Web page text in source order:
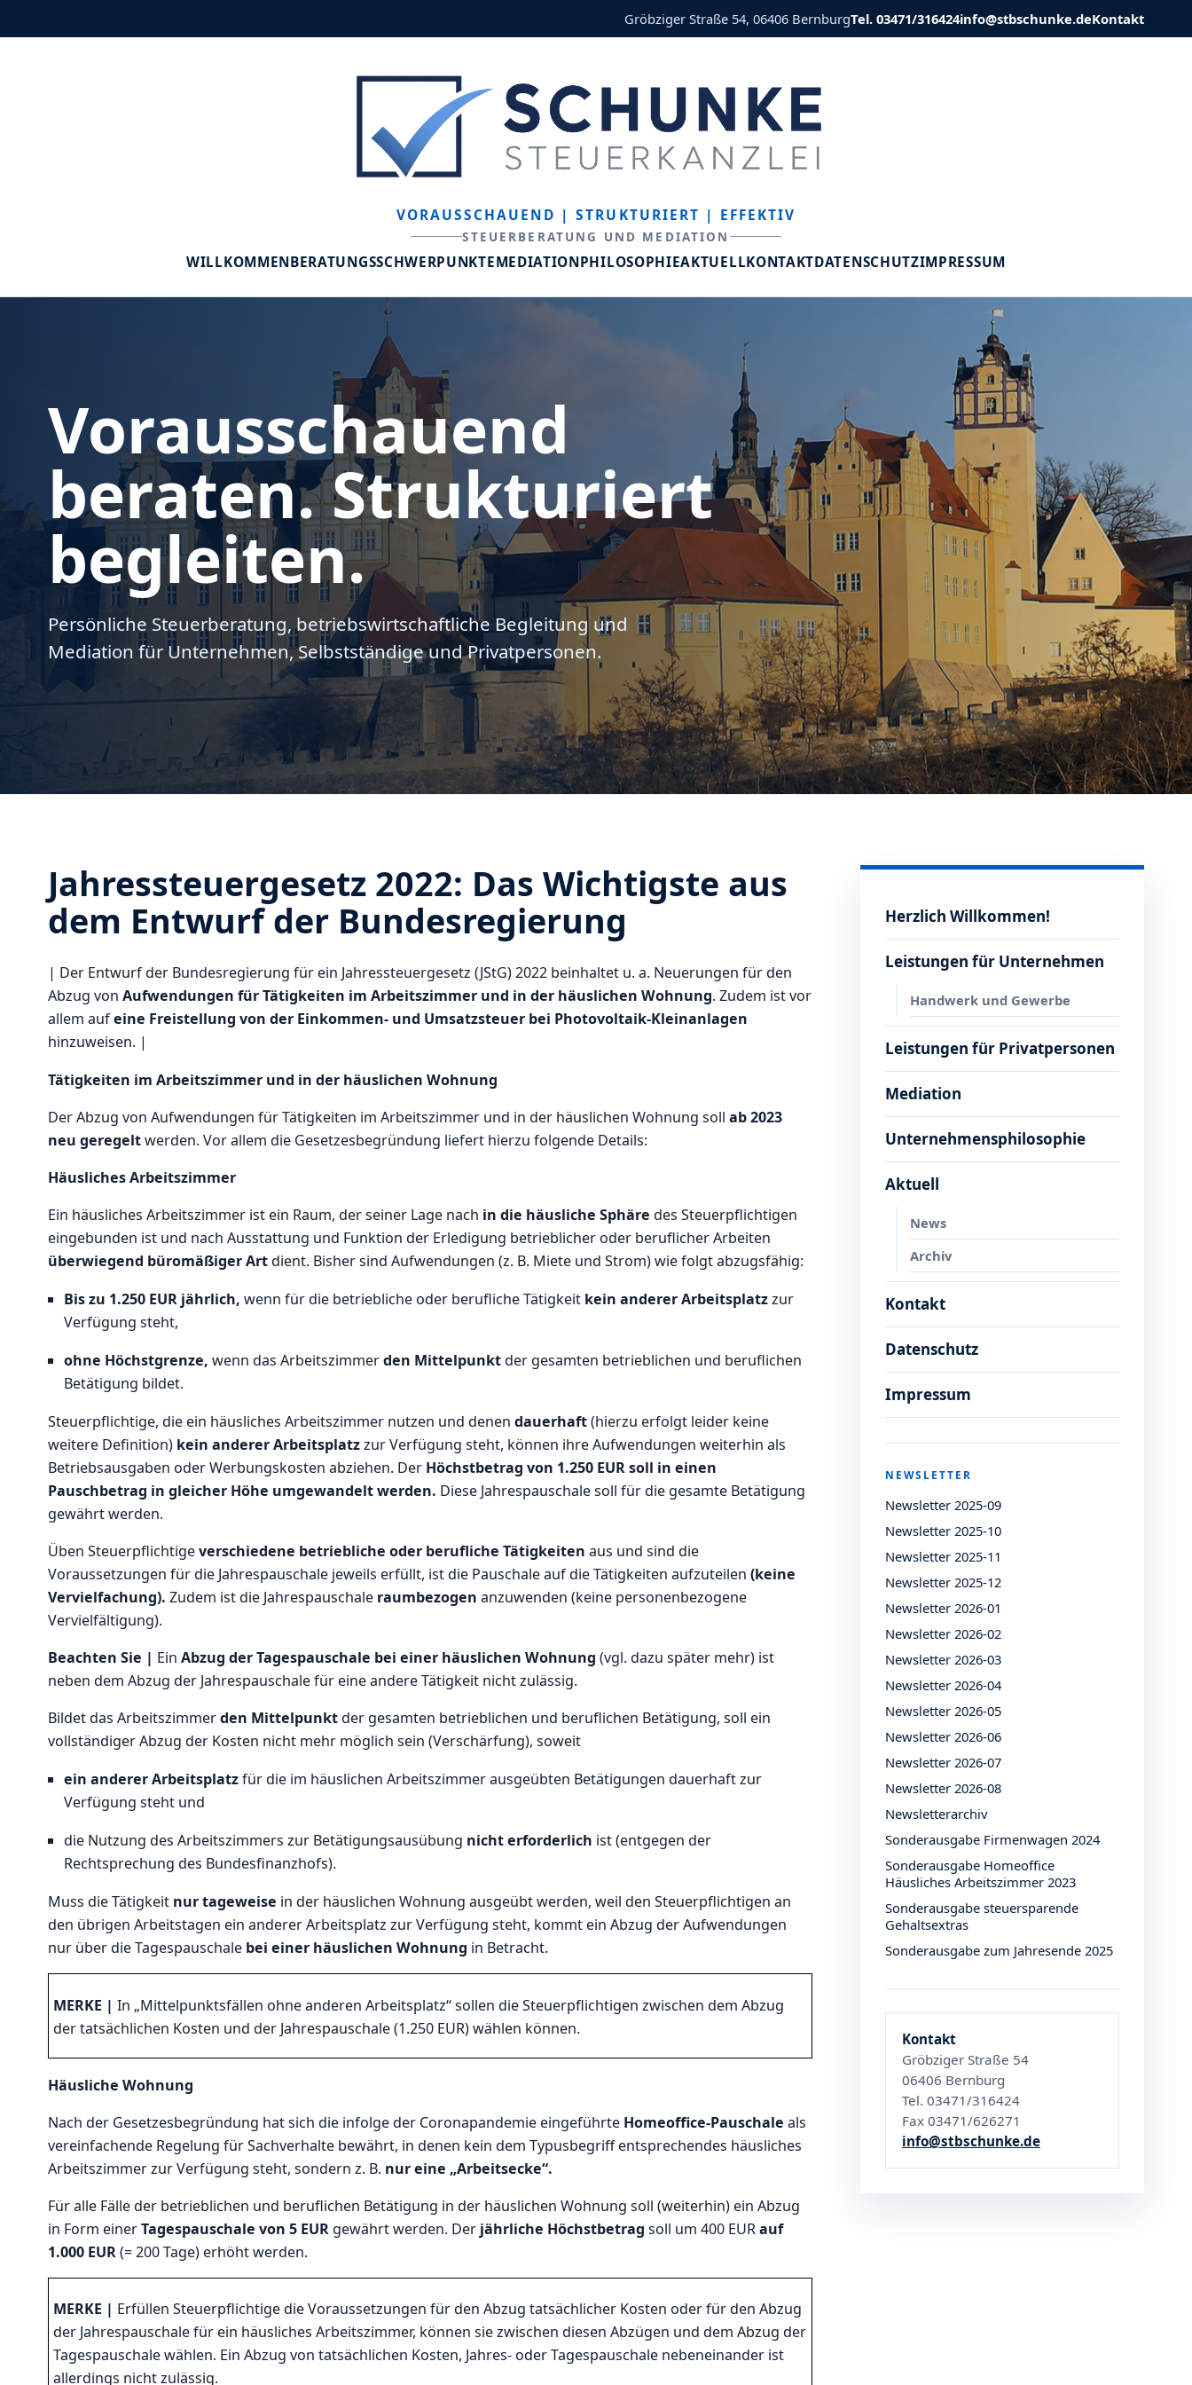
Gröbziger Straße 54, 06406 BernburgTel. 03471/316424info@stbschunke.deKontakt
VORAUSSCHAUEND | STRUKTURIERT | EFFEKTIV
STEUERBERATUNG UND MEDIATION
WILLKOMMENBERATUNGSSCHWERPUNKTEMEDIATIONPHILOSOPHIEAKTUELLKONTAKTDATENSCHUTZIMPRESSUM
Vorausschauend
beraten. Strukturiert
begleiten.
Persönliche Steuerberatung, betriebswirtschaftliche Begleitung und
Mediation für Unternehmen, Selbstständige und Privatpersonen.
Jahressteuergesetz 2022: Das Wichtigste aus
dem Entwurf der Bundesregierung
| Der Entwurf der Bundesregierung für ein Jahressteuergesetz (JStG) 2022 beinhaltet u. a. Neuerungen für den
Abzug von Aufwendungen für Tätigkeiten im Arbeitszimmer und in der häuslichen Wohnung. Zudem ist vor
allem aufeine Freistellung von der Einkommen- und Umsatzsteuer bei Photovoltaik-Kleinanlagen
hinzuweisen. |
Tätigkeiten im Arbeitszimmer und in der häuslichen Wohnung
Der Abzug von Aufwendungen für Tätigkeiten im Arbeitszimmer und in der häuslichen Wohnung soll ab 2023
neu geregeltwerden. Vor allem die Gesetzesbegründung liefert hierzu folgende Details:
Häusliches Arbeitszimmer
Ein häusliches Arbeitszimmer ist ein Raum, der seiner Lage nach in die häusliche Sphäre des Steuerpflichtigen
eingebunden ist und nach Ausstattung und Funktion der Erledigung betrieblicher oder beruflicher Arbeiten
überwiegend büromäßiger Art dient. Bisher sind Aufwendungen (z. B. Miete und Strom) wie folgt abzugsfähig:
Bis zu 1.250 EUR jährlich, wenn für die betriebliche oder berufliche Tätigkeit kein anderer Arbeitsplatzzur
Verfügung steht,
ohne Höchstgrenze, wenn das Arbeitszimmerden Mittelpunkt der gesamten betrieblichen und beruflichen
Betätigung bildet.
Steuerpflichtige, die ein häusliches Arbeitszimmer nutzen und denen dauerhaft(hierzu erfolgt leider keine
weitere Definition) kein anderer Arbeitsplatzzur Verfügung steht, können ihre Aufwendungen weiterhin als
Betriebsausgaben oder Werbungskosten abziehen. Der Höchstbetrag von 1.250 EUR soll in einen
Pauschbetrag in gleicher Höhe umgewandelt werden. Diese Jahrespauschale soll für die gesamte Betätigung
gewährt werden.
Üben Steuerpflichtigeverschiedene betriebliche oder berufliche Tätigkeiten aus und sind die
Voraussetzungen für die Jahrespauschale jeweils erfüllt, ist die Pauschale auf die Tätigkeiten aufzuteilen (keine
Vervielfachung). Zudem ist die Jahrespauschale raumbezogen anzuwenden (keine personenbezogene
Vervielfältigung).
Beachten Sie | Ein Abzug der Tagespauschale bei einer häuslichen Wohnung (vgl. dazu später mehr) ist
neben dem Abzug der Jahrespauschale für eine andere Tätigkeit nicht zulässig.
Bildet das Arbeitszimmerden Mittelpunkt der gesamten betrieblichen und beruflichen Betätigung, soll ein
vollständiger Abzug der Kosten nicht mehr möglich sein (Verschärfung), soweit
ein anderer Arbeitsplatzfür die im häuslichen Arbeitszimmer ausgeübten Betätigungen dauerhaft zur
Verfügung steht und
die Nutzung des Arbeitszimmers zur Betätigungsausübung nicht erforderlich ist (entgegen der
Rechtsprechung des Bundesfinanzhofs).
Muss die Tätigkeit nur tageweise in der häuslichen Wohnung ausgeübt werden, weil den Steuerpflichtigen an
den übrigen Arbeitstagen ein anderer Arbeitsplatz zur Verfügung steht, kommt ein Abzug der Aufwendungen
nur über die Tagespauschale bei einer häuslichen Wohnung in Betracht.
MERKE | In „Mittelpunktsfällen ohne anderen Arbeitsplatz“ sollen die Steuerpflichtigen zwischen dem Abzug
der tatsächlichen Kosten und der Jahrespauschale (1.250 EUR) wählen können.
Häusliche Wohnung
Nach der Gesetzesbegründung hat sich die infolge der Coronapandemie eingeführte Homeoffice-Pauschale als
vereinfachende Regelung für Sachverhalte bewährt, in denen kein dem Typusbegriff entsprechendes häusliches
Arbeitszimmer zur Verfügung steht, sondern z. B. nur eine „Arbeitsecke“.
Für alle Fälle der betrieblichen und beruflichen Betätigung in der häuslichen Wohnung soll (weiterhin) ein Abzug
in Form einerTagespauschale von 5 EUR gewährt werden. Der jährliche Höchstbetrag soll um 400 EURauf
1.000 EUR(= 200 Tage) erhöht werden.
MERKE | Erfüllen Steuerpflichtige die Voraussetzungen für den Abzug tatsächlicher Kosten oder für den Abzug
der Jahrespauschale für ein häusliches Arbeitszimmer, können sie zwischen diesen Abzügen und dem Abzug der
Tagespauschale wählen. Ein Abzug von tatsächlichen Kosten, Jahres- oder Tagespauschale nebeneinander ist
allerdings nicht zulässig.
Herzlich Willkommen!
Leistungen für Unternehmen
Handwerk und Gewerbe
Leistungen für Privatpersonen
Mediation
Unternehmensphilosophie
Aktuell
News
Archiv
Kontakt
Datenschutz
Impressum
NEWSLETTER
Newsletter 2025-09
Newsletter 2025-10
Newsletter 2025-11
Newsletter 2025-12
Newsletter 2026-01
Newsletter 2026-02
Newsletter 2026-03
Newsletter 2026-04
Newsletter 2026-05
Newsletter 2026-06
Newsletter 2026-07
Newsletter 2026-08
Newsletterarchiv
Sonderausgabe Firmenwagen 2024
Sonderausgabe Homeoffice
Häusliches Arbeitszimmer 2023
Sonderausgabe steuersparende
Gehaltsextras
Sonderausgabe zum Jahresende 2025
Kontakt
Gröbziger Straße 54
06406 Bernburg
Tel. 03471/316424
Fax 03471/626271
info@stbschunke.de